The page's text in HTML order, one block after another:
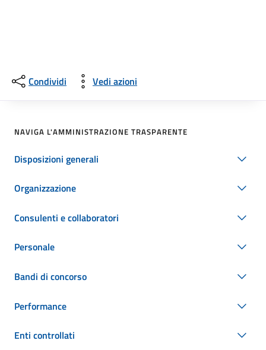
Condividi Vedi azioni
NAVIGA L'AMMINISTRAZIONE TRASPARENTE
Disposizioni generali
Organizzazione
Consulenti e collaboratori
Personale
Bandi di concorso
Performance
Enti controllati